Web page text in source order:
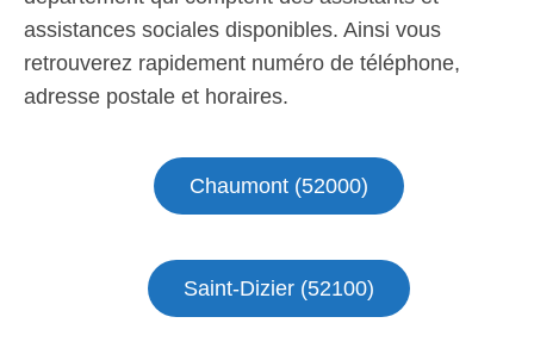
assistances sociales disponibles. Ainsi vous
retrouverez rapidement numéro de téléphone,
adresse postale et horaires.
Chaumont (52000)
Saint-Dizier (52100)